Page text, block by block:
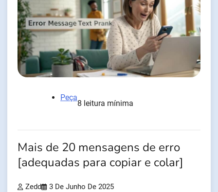
Peça
8 leitura mínima
Mais de 20 mensagens de erro
[adequadas para copiar e colar]
Zedd 3 De Junho De 2025